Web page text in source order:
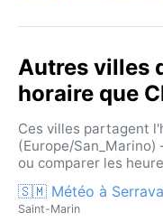
Autres villes
horaire que
Ces villes partagent
(Europe/
ou comparer les
🇸🇲 Météo à
Saint-Marin